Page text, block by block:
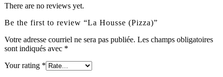
There are no reviews yet.
Be the first to review “La Housse (Pizza)”
Votre adresse courriel ne sera pas publiée. Les champs obligatoires
sont indiqués avec *
Your rating *